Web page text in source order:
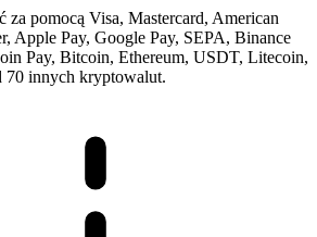
za pomocą Visa, Mastercard, American
Apple Pay, Google Pay, SEPA, Binance
Pay, Bitcoin, Ethereum, USDT, Litecoin,
70 innych kryptowalut.